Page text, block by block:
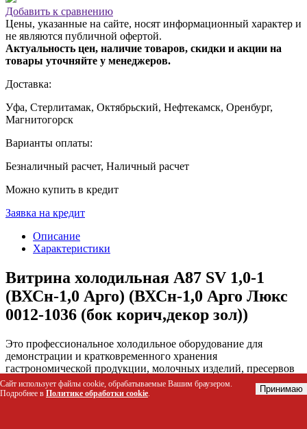
Добавить к сравнению
Цены, указанные на сайте, носят информационный характер и
не являются публичной офертой.
Актуальность цен, наличие товаров, скидки и акции на
товары уточняйте у менеджеров.
Доставка:
Уфа, Стерлитамак, Октябрьский, Нефтекамск, Оренбург,
Магнитогорск
Варианты оплаты:
Безналичный расчет, Наличный расчет
Можно купить в кредит
Заявка на кредит
Описание
Характеристики
Витрина холодильная A87 SV 1,0-1
(ВХСн-1,0 Арго) (ВХСн-1,0 Арго Люкс
0012-1036 (бок корич,декор зол))
Это профессиональное холодильное оборудование для
демонстрации и кратковременного хранения
гастрономической продукции, молочных изделий, пресервов
и мясных деликатесов. Устройство поддерживает стабильный
температурный режим от -6 до 0°C, обеспечивая свежесть
Сайт использует файлы cookie, обрабатываемые Вашим браузером.
Подробнее в Политике обработки cookie. Принимаю